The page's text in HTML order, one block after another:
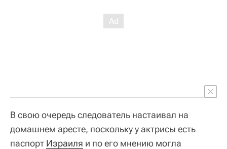
В свою очередь следователь настаивал на
домашнем аресте, поскольку у актрисы есть
паспорт Израиля и по его мнению могла